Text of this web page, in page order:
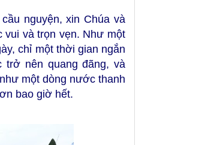
nguyện, xin Chúa và
và trọn vẹn. Như một
chỉ một thời gian ngắn
trở nên quang đãng, và
một dòng nước thanh
bao giờ hết.